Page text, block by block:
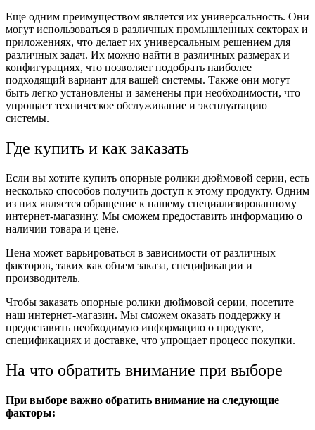
Еще одним преимуществом является их универсальность. Они
могут использоваться в различных промышленных секторах и
приложениях, что делает их универсальным решением для
различных задач. Их можно найти в различных размерах и
конфигурациях, что позволяет подобрать наиболее
подходящий вариант для вашей системы. Также они могут
быть легко установлены и заменены при необходимости, что
упрощает техническое обслуживание и эксплуатацию
системы.
Где купить и как заказать
Если вы хотите купить опорные ролики дюймовой серии, есть
несколько способов получить доступ к этому продукту. Одним
из них является обращение к нашему специализированному
интернет-магазину. Мы сможем предоставить информацию о
наличии товара и цене.
Цена может варьироваться в зависимости от различных
факторов, таких как объем заказа, спецификации и
производитель.
Чтобы заказать опорные ролики дюймовой серии, посетите
наш интернет-магазин. Мы сможем оказать поддержку и
предоставить необходимую информацию о продукте,
спецификациях и доставке, что упрощает процесс покупки.
На что обратить внимание при выборе
При выборе важно обратить внимание на следующие
факторы: